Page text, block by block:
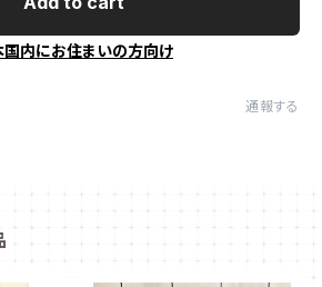
国内にお住まいの方向け
通報する